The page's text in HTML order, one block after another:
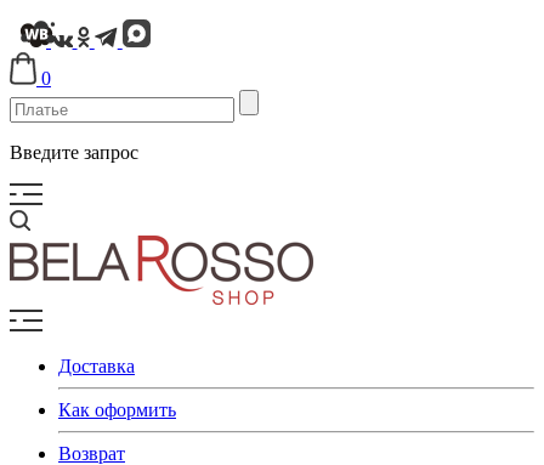
0
Введите запрос
Доставка
Как оформить
Возврат